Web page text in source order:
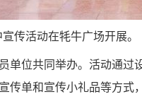
传活动在牦牛广场开展。
单位共同举办。活动通
传单和宣传小礼品等方